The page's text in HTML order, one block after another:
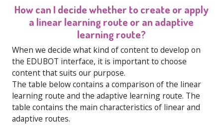
How can I decide whether to create or apply
a linear learning route or an adaptive
learning route?
When we decide what kind of content to develop on
the EDUBOT interface, it is important to choose
content that suits our purpose.
The table below contains a comparison of the linear
learning route and the adaptive learning route. The
table contains the main characteristics of linear and
adaptive routes.